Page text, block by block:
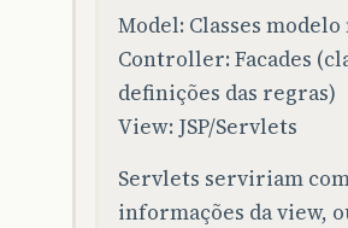
Model: Classes modelo
Controller: Facades
definições das regras)
View: JSP/Servlets
Servlets serviriam
informações da view,